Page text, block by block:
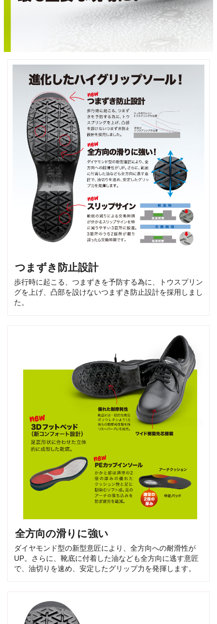
つまずき防止設計
歩行時に起こる、つまずきを予防する為に、トウスプリン
グを上げ、凸部を設けないつまずき防止設計を採用しまし
た。
全方向の滑りに強い
ダイヤモンド型の新型意匠により、全方向への耐滑性が
UP。さらに、靴底に付着した油なども全方向に逃す意匠
で、油切りを速め、安定したグリップ力を発揮します。